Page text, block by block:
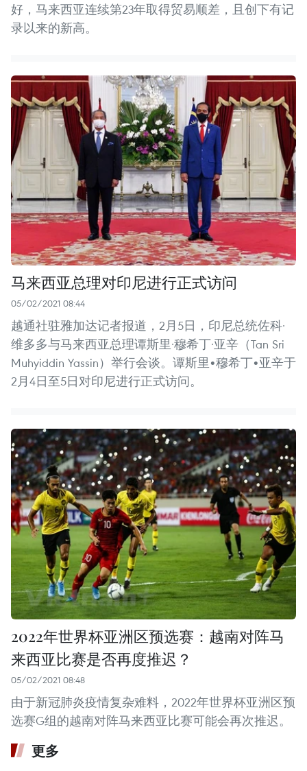
好，马来西亚连续第23年取得贸易顺差，且创下有记
录以来的新高。
马来西亚总理对印尼进行正式访问
05/02/2021 08:44
越通社驻雅加达记者报道，2月5日，印尼总统佐科·
维多多与马来西亚总理谭斯里·穆希丁·亚辛（Tan Sri
Muhyiddin Yassin）举行会谈。谭斯里•穆希丁•亚辛于
2月4日至5日对印尼进行正式访问。
2022年世界杯亚洲区预选赛：越南对阵马
来西亚比赛是否再度推迟？
05/02/2021 08:48
由于新冠肺炎疫情复杂难料，2022年世界杯亚洲区预
选赛G组的越南对阵马来西亚比赛可能会再次推迟。
更多